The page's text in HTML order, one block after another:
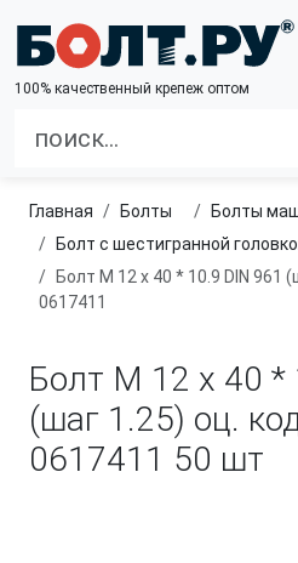
100% качественный крепеж оптом
Главная болты
болты
Болт с шестигранной головкой, полная резьба, мелкий
Болт М 12 х 40 * 10.9 DIN 961 (шаг 1.25) оц. код позиции
0617411
Болт М 12 х 40 *
(шаг 1.25) оц.
0617411 50 шт